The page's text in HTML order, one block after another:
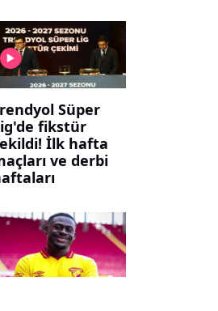
Süper
fikstür
İlk hafta
ve derbi